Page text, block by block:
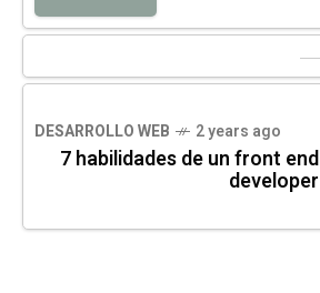
DESARROLLO WEB 2 years ago
7 habilidades de un front end
developer